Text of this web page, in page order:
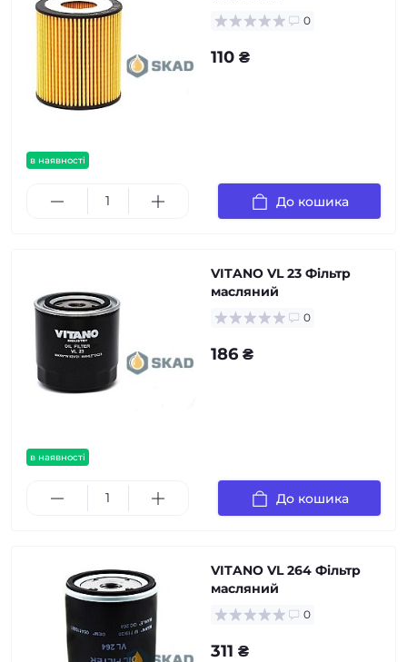
в наявності
0
110 ₴
До кошика
в наявності
VITANO VL 23 Фільтр
масляний
0
186 ₴
До кошика
VITANO VL 264 Фільтр
масляний
0
311 ₴